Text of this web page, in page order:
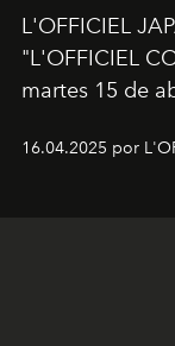
L'OFFICIEL
"L'OFFICIEL
martes 15 de
16.04.2025 por